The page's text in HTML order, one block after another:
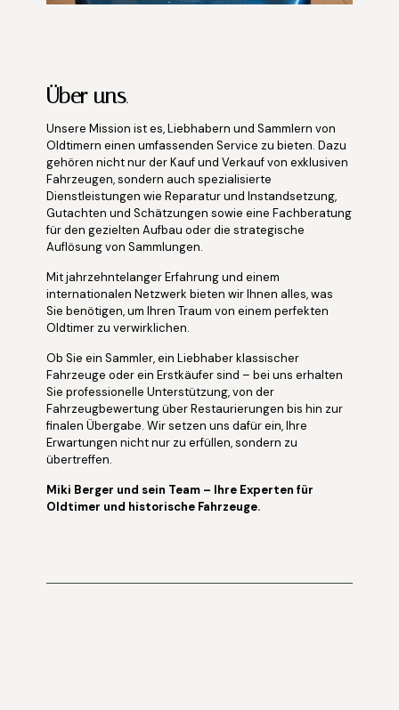
Über uns.
Unsere Mission ist es, Liebhabern und Sammlern von
Oldtimern einen umfassenden Service zu bieten. Dazu
gehören nicht nur der Kauf und Verkauf von exklusiven
Fahrzeugen, sondern auch spezialisierte
Dienstleistungen wie Reparatur und Instandsetzung,
Gutachten und Schätzungen sowie eine Fachberatung
für den gezielten Aufbau oder die strategische
Auflösung von Sammlungen.
Mit jahrzehntelanger Erfahrung und einem
internationalen Netzwerk bieten wir Ihnen alles, was
Sie benötigen, um Ihren Traum von einem perfekten
Oldtimer zu verwirklichen.
Ob Sie ein Sammler, ein Liebhaber klassischer
Fahrzeuge oder ein Erstkäufer sind – bei uns erhalten
Sie professionelle Unterstützung, von der
Fahrzeugbewertung über Restaurierungen bis hin zur
finalen Übergabe. Wir setzen uns dafür ein, Ihre
Erwartungen nicht nur zu erfüllen, sondern zu
übertreffen.
Miki Berger und sein Team – Ihre Experten für
Oldtimer und historische Fahrzeuge.